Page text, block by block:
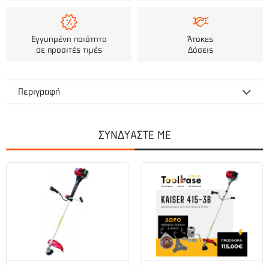
Εγγυημένη ποιότητα
σε προσιτές τιμές
Άτοκες
Δόσεις
Περιγραφή
Κατασκευασμένη από αλουμίνιο.
Εξαιρετικά ανθεκτική.
Τοποθετούνται 4 κλωστές όλων των τύπων διαμέτρου :
Τετράγωνη : 1.6 – 4.5mm
Στρογγυλή & Εξάγωνη : 1.6 – 5.0mm
ΣΥΝΔΥΑΣΤΕ ΜΕ